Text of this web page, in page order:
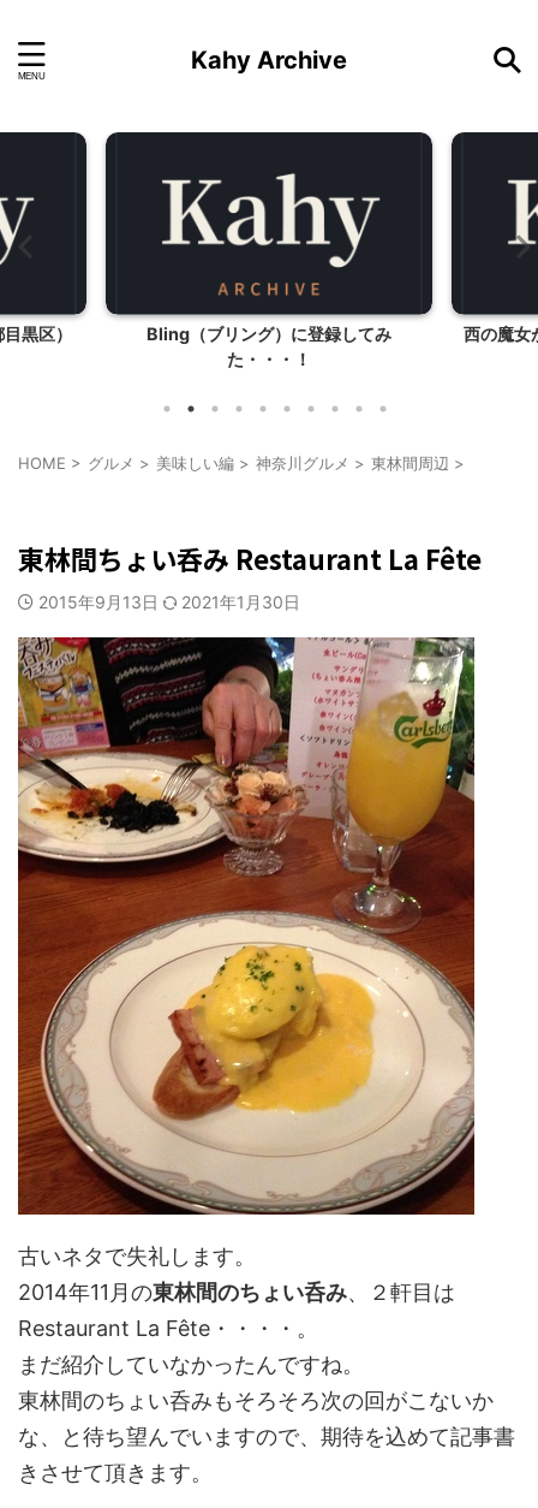
Kahy Archive
てみ
西の魔女が死んだ、ロケ地（山梨県北杜
市）
更新
HOME > グルメ > 美味しい編 > 神奈川グルメ > 東林間周辺 >
東林間ちょい呑み Restaurant La Fête
2015年9月13日 2021年1月30日
古いネタで失礼します。
2014年11月の東林間のちょい呑み、２軒目は
Restaurant La Fête ・・・・。
まだ紹介していなかったんですね。
東林間のちょい呑みもそろそろ次の回がこないか
な、と待ち望んでいますので、期待を込めて記事書
きさせて頂きます。